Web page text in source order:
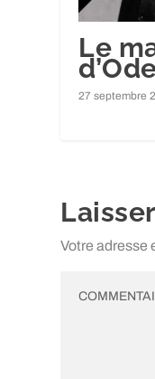
Le
27 septembre
Votre adresse